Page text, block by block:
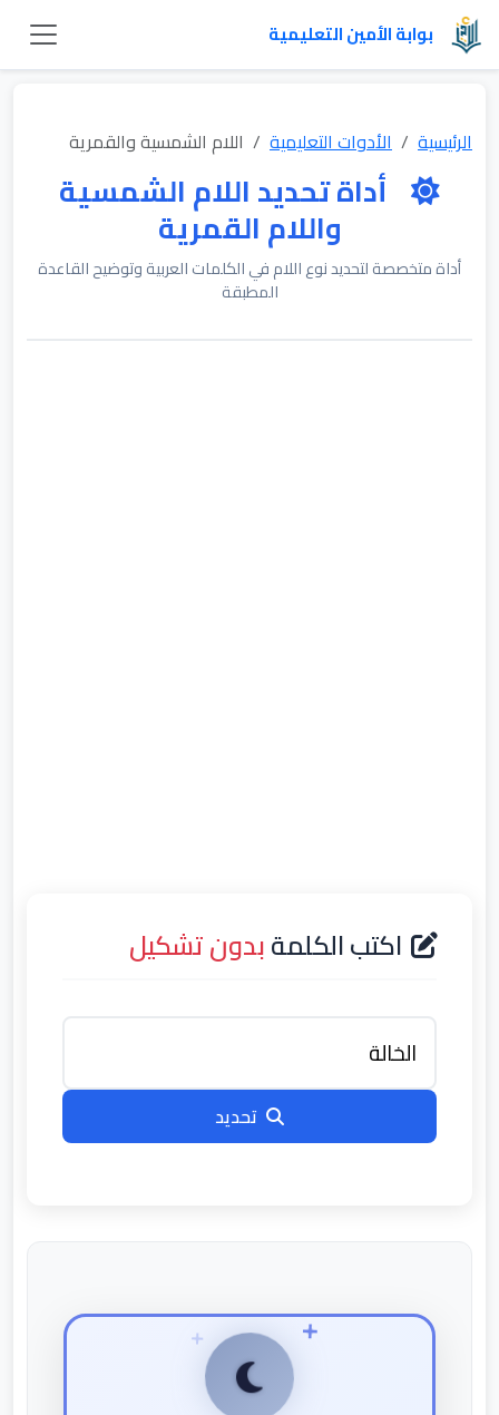
بوابة الأمين التعليمية
الرئيسية الأدوات التعليمية اللام الشمسية والقمرية
أداة تحديد اللام الشمسية
واللام القمرية
أداة متخصصة لتحديد نوع اللام في الكلمات العربية وتوضيح القاعدة
المطبقة
اكتب الكلمةبدون تشكيل
تحديد